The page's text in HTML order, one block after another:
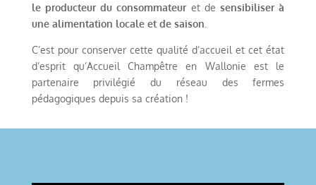
le producteur du consommateuret desensibiliser à
une alimentation locale et de saison
C’est pour conserver cette qualité d’accueil et cet état
d’esprit qu’Accueil Champêtre en Wallonie est le
partenaire privilégié du réseau des fermes
pédagogiques depuis sa création !